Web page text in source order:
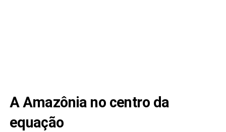
A Amazônia no centro da
equação